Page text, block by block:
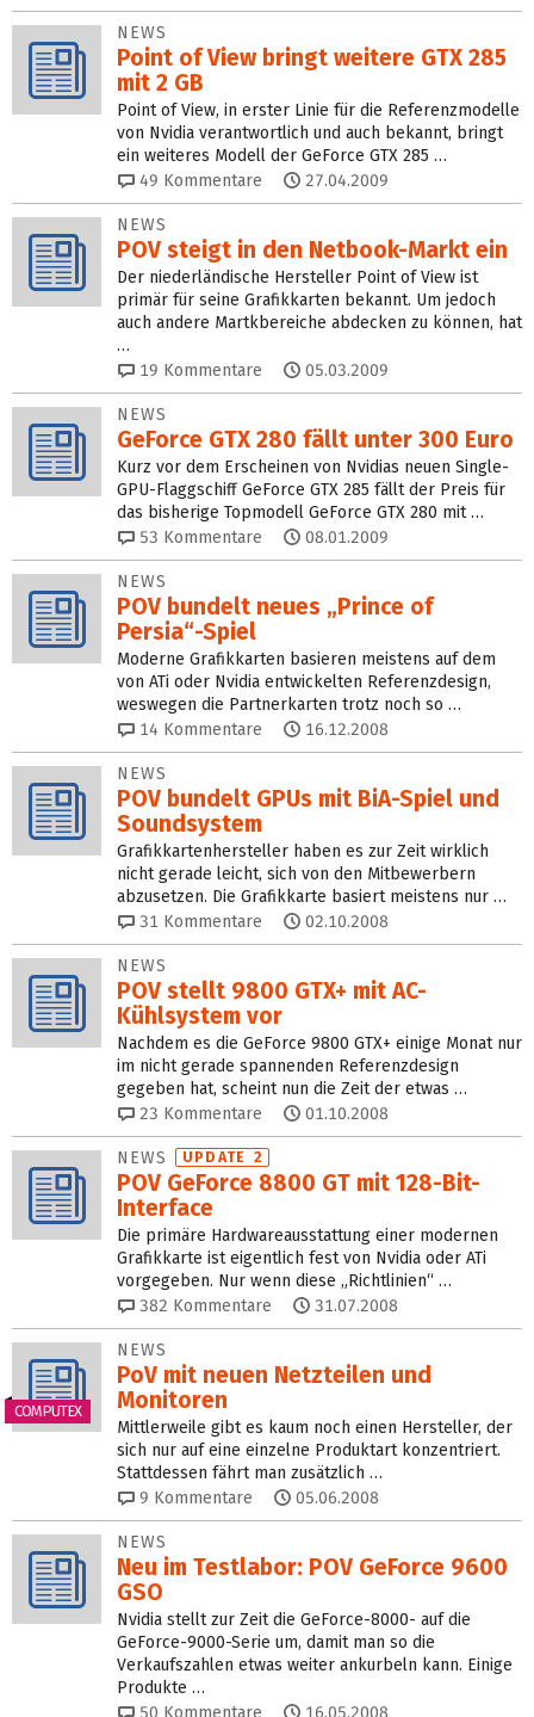
NEWS
Point of View bringt weitere GTX 285
mit 2 GB
Point of View, in erster Linie für die Referenzmodelle
von Nvidia verantwortlich und auch bekannt, bringt
ein weiteres Modell der GeForce GTX 285 …
49 Kommentare 27.04.2009
NEWS
POV steigt in den Netbook-Markt ein
Der niederländische Hersteller Point of View ist
primär für seine Grafikkarten bekannt. Um jedoch
auch andere Martkbereiche abdecken zu können, hat
…
19 Kommentare 05.03.2009
NEWS
GeForce GTX 280 fällt unter 300 Euro
Kurz vor dem Erscheinen von Nvidias neuen Single-
GPU-Flaggschiff GeForce GTX 285 fällt der Preis für
das bisherige Topmodell GeForce GTX 280 mit …
53 Kommentare 08.01.2009
NEWS
POV bundelt neues „Prince of
Persia“-Spiel
Moderne Grafikkarten basieren meistens auf dem
von ATi oder Nvidia entwickelten Referenzdesign,
weswegen die Partnerkarten trotz noch so …
14 Kommentare 16.12.2008
NEWS
POV bundelt GPUs mit BiA-Spiel und
Soundsystem
Grafikkartenhersteller haben es zur Zeit wirklich
nicht gerade leicht, sich von den Mitbewerbern
abzusetzen. Die Grafikkarte basiert meistens nur …
31 Kommentare 02.10.2008
NEWS
POV stellt 9800 GTX+ mit AC-
Kühlsystem vor
Nachdem es die GeForce 9800 GTX+ einige Monat nur
im nicht gerade spannenden Referenzdesign
gegeben hat, scheint nun die Zeit der etwas …
23 Kommentare 01.10.2008
NEWS UPDATE 2
POV GeForce 8800 GT mit 128-Bit-
Interface
Die primäre Hardwareausstattung einer modernen
Grafikkarte ist eigentlich fest von Nvidia oder ATi
vorgegeben. Nur wenn diese „Richtlinien“ …
382 Kommentare 31.07.2008
COMPUTEX
NEWS
PoV mit neuen Netzteilen und
Monitoren
Mittlerweile gibt es kaum noch einen Hersteller, der
sich nur auf eine einzelne Produktart konzentriert.
Stattdessen fährt man zusätzlich …
9 Kommentare 05.06.2008
NEWS
Neu im Testlabor: POV GeForce 9600
GSO
Nvidia stellt zur Zeit die GeForce-8000- auf die
GeForce-9000-Serie um, damit man so die
Verkaufszahlen etwas weiter ankurbeln kann. Einige
Produkte …
50 Kommentare 16.05.2008